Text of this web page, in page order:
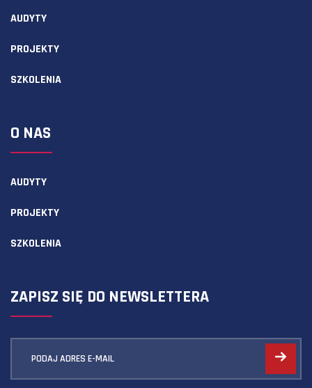
AUDYTY
PROJEKTY
SZKOLENIA
O NAS
AUDYTY
PROJEKTY
SZKOLENIA
ZAPISZ SIĘ DO NEWSLETTERA
PODAJ ADRES E-MAIL